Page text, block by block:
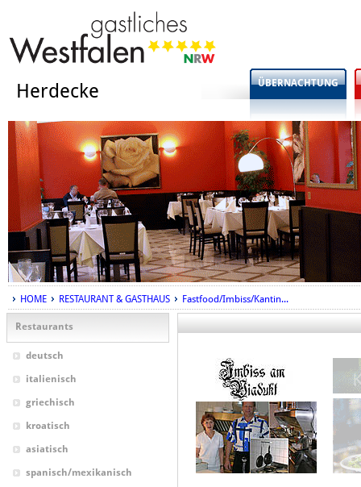
Herdecke ÜBERNACHTUNG
HOME RESTAURANT & GASTHAUS Fastfood/Imbiss/Kantin...
Restaurants
deutsch
italienisch
griechisch
kroatisch
asiatisch
spanisch/mexikanisch